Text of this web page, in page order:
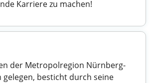
Karriere zu machen!
der Metropolregion Nürnberg-
gelegen, besticht durch seine